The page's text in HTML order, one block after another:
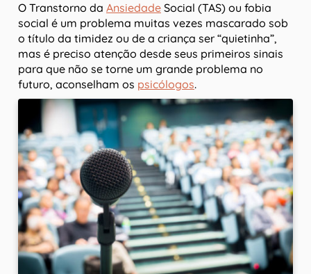
O Transtorno da Ansiedade Social (TAS) ou fobia
social é um problema muitas vezes mascarado sob
o título da timidez ou de a criança ser “quietinha”,
mas é preciso atenção desde seus primeiros sinais
para que não se torne um grande problema no
futuro, aconselham os psicólogos.